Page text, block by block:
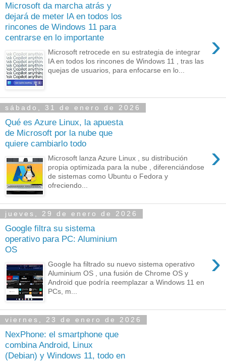
Microsoft da marcha atrás y
dejará de meter lA en todos los
rincones de Windows 11 para
centrarse en lo importante
›
Microsoft retrocede en su estrategia de integrar
IA en todos los rincones de Windows 11 , tras las
quejas de usuarios, para enfocarse en lo...
sábado, 31 de enero de 2026
Qué es Azure Linux, la apuesta
de Microsoft por la nube que
quiere cambiarlo todo
›
Microsoft lanza Azure Linux , su distribución
propia optimizada para la nube , diferenciándose
de sistemas como Ubuntu o Fedora y
ofreciendo...
jueves, 29 de enero de 2026
Google filtra su sistema
operativo para PC: Aluminium
OS
›
Google ha filtrado su nuevo sistema operativo
Aluminium OS , una fusión de Chrome OS y
Android que podría reemplazar a Windows 11 en
PCs, m...
viernes, 23 de enero de 2026
NexPhone: el smartphone que
combina Android, Linux
(Debian) y Windows 11, todo en